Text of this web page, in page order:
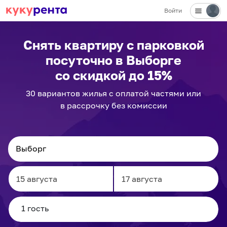
Войти
Снять квартиру с парковкой
посуточно в Выборге
со скидкой до 15%
30 вариантов жилья с оплатой частями или
в рассрочку без комиссии
Navigate
forward
to
Navigate
to